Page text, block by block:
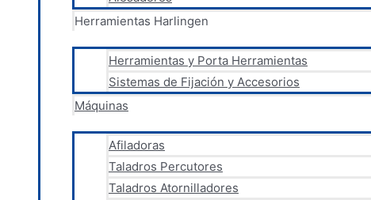
Herramientas Harlingen
Herramientas y Porta Herramientas
Sistemas de Fijación y Accesorios
Máquinas
Afiladoras
Taladros Percutores
Taladros Atornilladores